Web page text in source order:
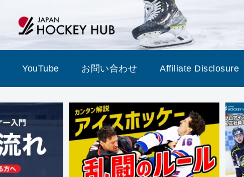
YouTube お問い合わせ Affiliate Disclosure